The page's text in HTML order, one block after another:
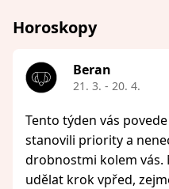
Horoskopy
Beran
21. 3. - 20. 4.
Tento týden vás
stanovili priority a
drobnostmi kolem
udělat krok vpřed,